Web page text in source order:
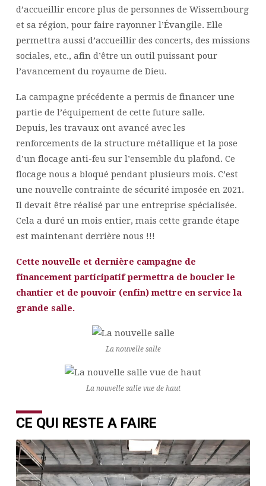
d’accueillir encore plus de personnes de Wissembourg
et sa région, pour faire rayonner l’Évangile. Elle
permettra aussi d’accueillir des concerts, des missions
sociales, etc., afin d’être un outil puissant pour
l’avancement du royaume de Dieu.
La campagne précédente a permis de financer une
partie de l’équipement de cette future salle.
Depuis, les travaux ont avancé avec les
renforcements de la structure métallique et la pose
d’un flocage anti-feu sur l’ensemble du plafond. Ce
flocage nous a bloqué pendant plusieurs mois. C’est
une nouvelle contrainte de sécurité imposée en 2021.
Il devait être réalisé par une entreprise spécialisée.
Cela a duré un mois entier, mais cette grande étape
est maintenant derrière nous !!!
Cette nouvelle et dernière campagne de
financement participatif permettra de boucler le
chantier et de pouvoir (enfin) mettre en service la
grande salle.
La nouvelle salle
La nouvelle salle vue de haut
CE QUI RESTE A FAIRE